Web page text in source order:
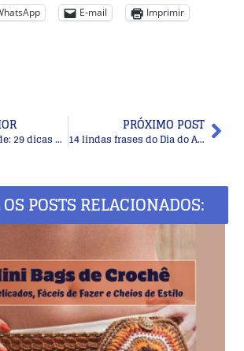
E-mail Imprimir
Moda anti-idade: 29 dicas para combinar as roupas de inverno
PRÓXIMO POST
14 lindas frases do Dia do AMIGO – 20 de Julho
POSTS RELACIONADOS: